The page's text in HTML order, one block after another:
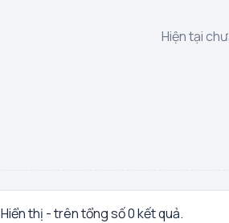
Hiện tại
Hiển thị - trên tổng số 0 kết quả.